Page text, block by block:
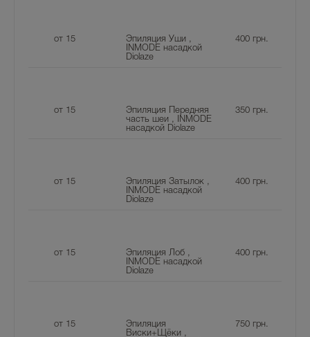
от 15
Эпиляция Уши ,
INMODE насадкой
Diolaze
400грн.
от 15
Эпиляция Передняя
часть шеи , INMODE
насадкой Diolaze
350грн.
от 15
Эпиляция Затылок ,
INMODE насадкой
Diolaze
400грн.
от 15
Эпиляция Лоб ,
INMODE насадкой
Diolaze
400грн.
от 15
Эпиляция
Виски+Щёки ,
750грн.